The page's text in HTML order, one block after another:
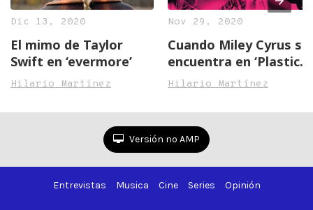
Dic 13, 2020
El mimo de Taylor
Swift en ‘evermore’
Hilario Martínez
Nov 29, 2020
Cuando Miley Cyrus se
encuentra en ‘Plastic
Hearts’
Hilario Martínez
Versión no AMP
Entrevistas Musica Cine Series Opinión